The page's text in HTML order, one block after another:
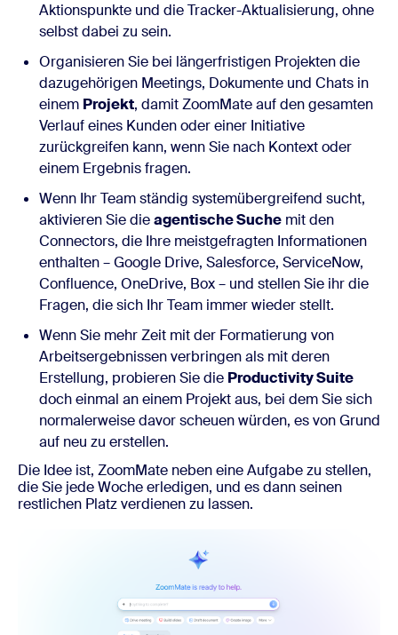
Aktionspunkte und die Tracker-Aktualisierung, ohne
selbst dabei zu sein.
Organisieren Sie bei längerfristigen Projekten die
dazugehörigen Meetings, Dokumente und Chats in
einem Projekt, damit ZoomMate auf den gesamten
Verlauf eines Kunden oder einer Initiative
zurückgreifen kann, wenn Sie nach Kontext oder
einem Ergebnis fragen.
Wenn Ihr Team ständig systemübergreifend sucht,
aktivieren Sie dieagentische Suche mit den
Connectors, die Ihre meistgefragten Informationen
enthalten – Google Drive, Salesforce, ServiceNow,
Confluence, OneDrive, Box – und stellen Sie ihr die
Fragen, die sich Ihr Team immer wieder stellt.
Wenn Sie mehr Zeit mit der Formatierung von
Arbeitsergebnissen verbringen als mit deren
Erstellung, probieren Sie die Productivity Suite
doch einmal an einem Projekt aus, bei dem Sie sich
normalerweise davor scheuen würden, es von Grund
auf neu zu erstellen.
Die Idee ist, ZoomMate neben eine Aufgabe zu stellen,
die Sie jede Woche erledigen, und es dann seinen
restlichen Platz verdienen zu lassen.